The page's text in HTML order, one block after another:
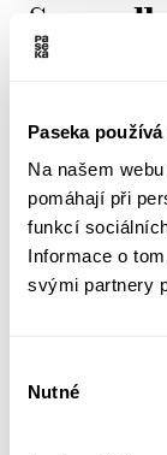
Paseka
Na našem
pomáhají při
funkcí
Informace o
svými partnery
souhlasu
Nutné
Gideon Hausner
generálním
Gurion 23.
Eichmanna z
Hausnerovo
Jeruzalémě
příprav až po